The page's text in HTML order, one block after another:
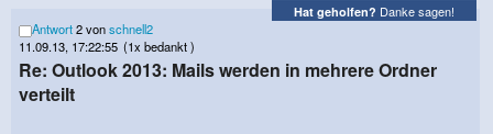
Hat geholfen? Danke sagen!
Antwort2 vonschnell2
11.09.13, 17:22:55 (1x bedankt )
Re: Outlook 2013: Mails werden in mehrere Ordner
verteilt